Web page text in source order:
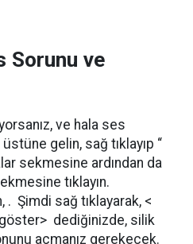
Sorunu ve
ve hala ses
gelin, sağ tıklayıp “
sekmesine ardından da
tıklayın.
. Şimdi sağ tıklayarak, <
göster> dediğinizde, silik
açmanız gerekecek.